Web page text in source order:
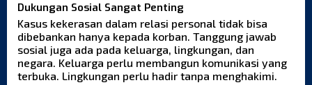
Dukungan Sosial Sangat Penting
Kasus kekerasan dalam relasi personal tidak bisa
dibebankan hanya kepada korban. Tanggung jawab
sosial juga ada pada keluarga, lingkungan, dan
negara. Keluarga perlu membangun komunikasi yang
terbuka. Lingkungan perlu hadir tanpa menghakimi.